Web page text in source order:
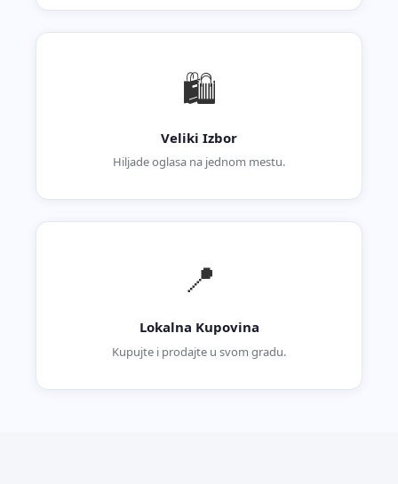
🛍️
Veliki Izbor
Hiljade oglasa na jednom mestu.
📍
Lokalna Kupovina
Kupujte i prodajte u svom gradu.